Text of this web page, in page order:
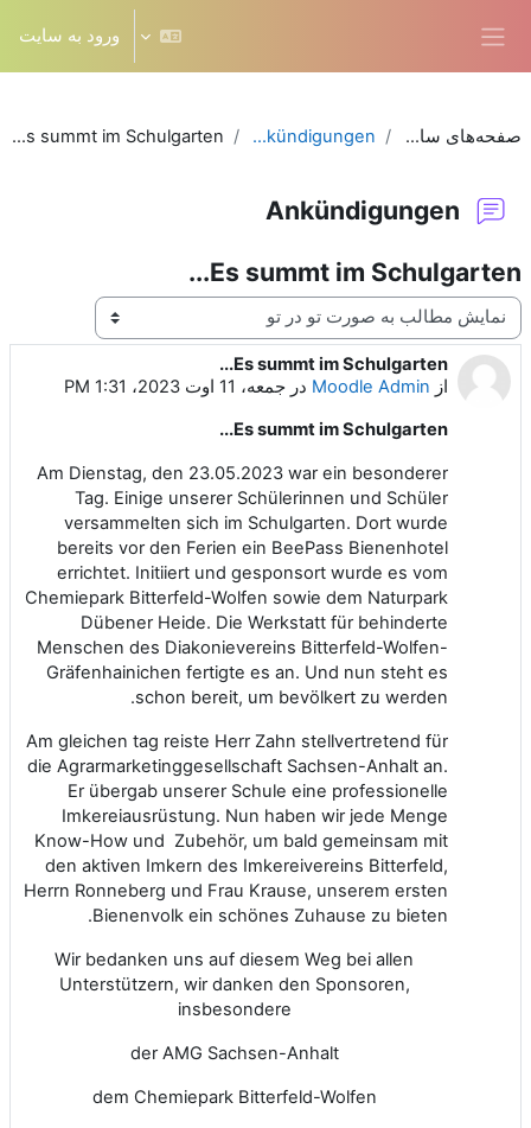
ورود به سایت
صفحه‌های سایت Ankündigungen
Es summt im Schulgarten...
Ankündigungen
Es summt im Schulgarten...
نحوهٔ نمایش
Es summt im Schulgarten...
از Moodle Admin در جمعه، 11 اوت 2023، 1:31 PM
Number of replies: 0
Es summt im Schulgarten...
Am Dienstag, den 23.05.2023 war ein besonderer
Tag. Einige unserer Schülerinnen und Schüler
versammelten sich im Schulgarten. Dort wurde
bereits vor den Ferien ein BeePass Bienenhotel
errichtet. Initiiert und gesponsort wurde es vom
Chemiepark Bitterfeld-Wolfen sowie dem Naturpark
Dübener Heide. Die Werkstatt für behinderte
Menschen des Diakonievereins Bitterfeld-Wolfen-
Gräfenhainichen fertigte es an. Und nun steht es
schon bereit, um bevölkert zu werden.
Am gleichen tag reiste Herr Zahn stellvertretend für
die Agrarmarketinggesellschaft Sachsen-Anhalt an.
Er übergab unserer Schule eine professionelle
Imkereiausrüstung. Nun haben wir jede Menge
Know-How und Zubehör, um bald gemeinsam mit
den aktiven Imkern des Imkereivereins Bitterfeld,
Herrn Ronneberg und Frau Krause, unserem ersten
Bienenvolk ein schönes Zuhause zu bieten.
Wir bedanken uns auf diesem Weg bei allen
Unterstützern, wir danken den Sponsoren,
insbesondere
der AMG Sachsen-Anhalt
dem Chemiepark Bitterfeld-Wolfen